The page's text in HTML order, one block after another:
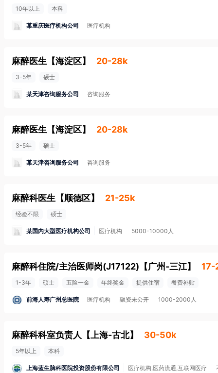
10年以上 本科
某重庆医疗机构公司 医疗机构
麻醉医生 【海淀区】 20-28k
3-5年 硕士
某天津咨询服务公司 咨询服务
麻醉医生 【海淀区】 20-28k
3-5年 硕士
某天津咨询服务公司 咨询服务
麻醉科医生 【顺德区】 21-25k
经验不限 硕士
某国内大型医疗机构公司 医疗机构 5000-10000人
麻醉科住院/主治医师岗(J17122) 【广州-三江】 17-
1-3年 硕士 五险一金 年终奖金 提供住宿 餐费补贴
前海人寿广州总医院 医疗机构 融资未公开 1000-2000人
麻醉科科室负责人 【 上海-古北】 30-50k
5年以上 本科
上海蓝生脑科医院投资股份有限公司 医疗机构,医药流通,互联网医疗